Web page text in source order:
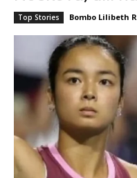
Top Stories Bombo Lilibeth